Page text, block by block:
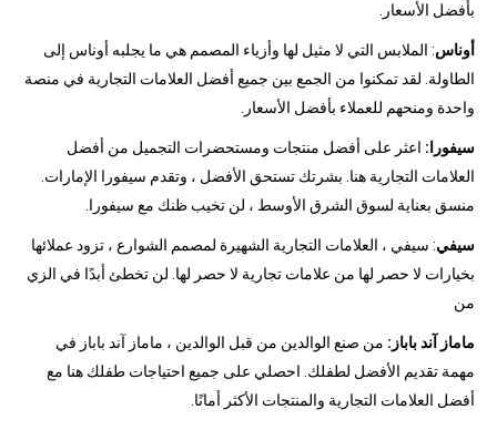
بأفضل الأسعار.
أوناس: الملابس التي لا مثيل لها وأزياء المصمم هي ما يجلبه أوناس إلى
الطاولة. لقد تمكنوا من الجمع بين جميع أفضل العلامات التجارية في منصة
واحدة ومنحهم للعملاء بأفضل الأسعار.
سيفورا: اعثر على أفضل منتجات ومستحضرات التجميل من أفضل
العلامات التجارية هنا. بشرتك تستحق الأفضل ، وتقدم سيفورا الإمارات.
منسق بعناية لسوق الشرق الأوسط ، لن تخيب ظنك مع سيفورا.
سيفي: سيفي ، العلامات التجارية الشهيرة لمصمم الشوارع ، تزود عملائها
بخيارات لا حصر لها من علامات تجارية لا حصر لها. لن تخطئ أبدًا في الزي
من
ماماز آند باباز: من صنع الوالدين من قبل الوالدين ، ماماز آند باباز في
مهمة تقديم الأفضل لطفلك. احصلي على جميع احتياجات طفلك هنا مع
أفضل العلامات التجارية والمنتجات الأكثر أمانًا.